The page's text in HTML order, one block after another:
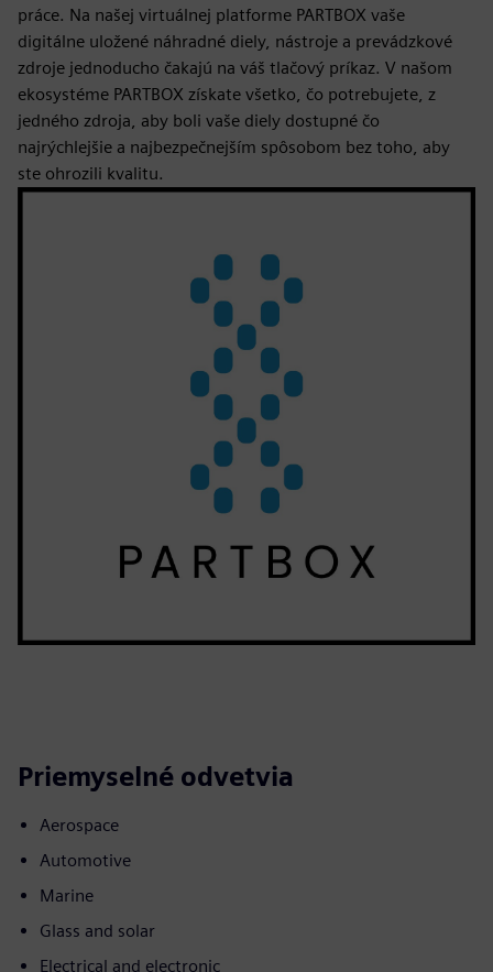
práce. Na našej virtuálnej platforme PARTBOX vaše
digitálne uložené náhradné diely, nástroje a prevádzkové
zdroje jednoducho čakajú na váš tlačový príkaz. V našom
ekosystéme PARTBOX získate všetko, čo potrebujete, z
jedného zdroja, aby boli vaše diely dostupné čo
najrýchlejšie a najbezpečnejším spôsobom bez toho, aby
ste ohrozili kvalitu.
Priemyselné odvetvia
Aerospace
Automotive
Marine
Glass and solar
Electrical and electronic